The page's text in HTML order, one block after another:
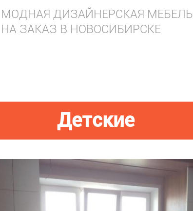
МОДНАЯ ДИЗАЙНЕРСКАЯ МЕБЕЛЬ
НА ЗАКАЗ В НОВОСИБИРСКЕ
Детские